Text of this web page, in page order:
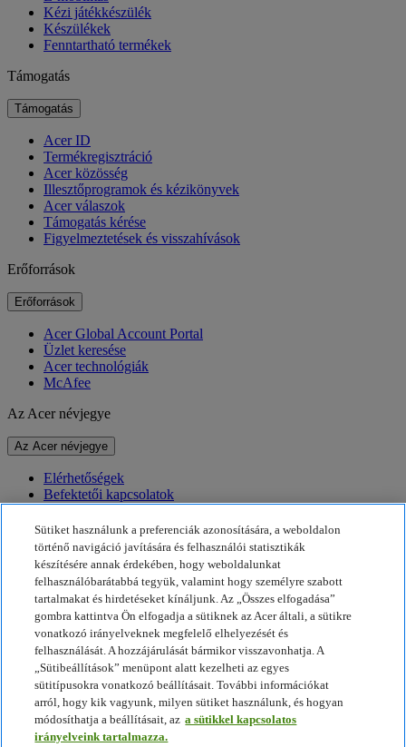
Kézi játékkészülék
Készülékek
Fenntartható termékek
Támogatás
Támogatás
Acer ID
Termékregisztráció
Acer közösség
Illesztőprogramok és kézikönyvek
Acer válaszok
Támogatás kérése
Figyelmeztetések és visszahívások
Erőforrások
Erőforrások
Acer Global Account Portal
Üzlet keresése
Acer technológiák
McAfee
Az Acer névjegye
Az Acer névjegye
Elérhetőségek
Befektetői kapcsolatok
Díjak
Események
Fenntarthatóság
Fenntarthatóság
Vállalati társadalmi felelősségvállalás
A termékek ökológiai lábnyoma
Project Humanity
Earthion
Adatvédelmi szabályzat
Sütikkel kapcsolatos irányelvek
Sütiket használunk a preferenciák azonosítására, a weboldalon
történő navigáció javítására és felhasználói statisztikák
készítésére annak érdekében, hogy weboldalunkat
felhasználóbarátabbá tegyük, valamint hogy személyre szabott
tartalmakat és hirdetéseket kínáljunk. Az „Összes elfogadása”
gombra kattintva Ön elfogadja a sütiknek az Acer általi, a sütikre
vonatkozó irányelveknek megfelelő elhelyezését és
felhasználását. A hozzájárulását bármikor visszavonhatja. A
„Sütibeállítások” menüpont alatt kezelheti az egyes
sütitípusokra vonatkozó beállításait. További információkat
arról, hogy kik vagyunk, milyen sütiket használunk, és hogyan
módosíthatja a beállításait, az a sütikkel kapcsolatos
irányelveink tartalmazza.